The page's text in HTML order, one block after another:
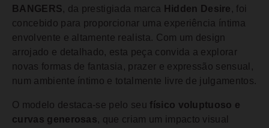
BANGERS, da prestigiada marca Hidden Desire , foi
concebido para proporcionar uma experiência íntima
envolvente e altamente realista. Com um design
arrojado e detalhado, esta peça convida a explorar
novas formas de fantasia, prazer e expressão sensual,
num ambiente íntimo e totalmente livre de julgamentos.
O modelo destaca-se pelo seu físico voluptuoso e
curvas generosas, que criam um impacto visual